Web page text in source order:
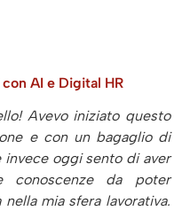
con AI e Digital HR
Avevo iniziato questo
e con un bagaglio di
oggi sento di aver
conoscenze da poter
mia sfera lavorativa.